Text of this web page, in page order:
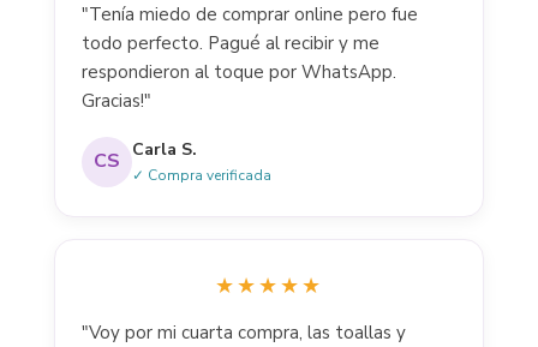
"Tenía miedo de comprar online pero fue
todo perfecto. Pagué al recibir y me
respondieron al toque por WhatsApp.
Gracias!"
CS Carla S.
✓ Compra verificada
★★★★★
"Voy por mi cuarta compra, las toallas y